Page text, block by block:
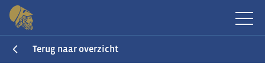
Terug naar overzicht